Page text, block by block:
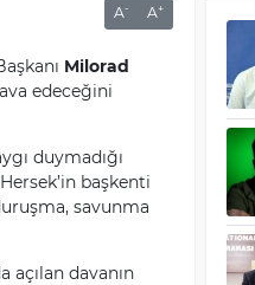
A- A+
Milorad
edeceğini
duymadığı
başkenti
savunma
açılan davanın